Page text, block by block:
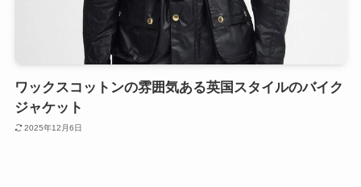
ワックスコットンの雰囲気ある英国スタイルのバイク
ジャケット
2025年12月6日